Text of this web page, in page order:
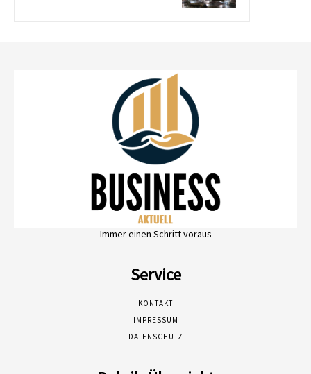
Immer einen Schritt voraus
Service
KONTAKT
IMPRESSUM
DATENSCHUTZ